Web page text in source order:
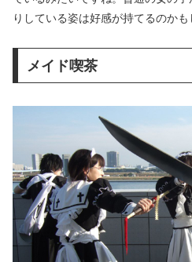
りしている姿は好感が持てるのかも
メイド喫茶